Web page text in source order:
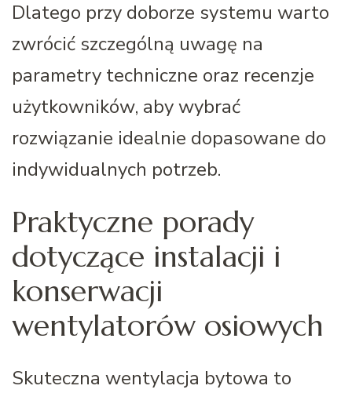
Dlatego przy doborze systemu warto
zwrócić szczególną uwagę na
parametry techniczne oraz recenzje
użytkowników, aby wybrać
rozwiązanie idealnie dopasowane do
indywidualnych potrzeb.
Praktyczne porady
dotyczące instalacji i
konserwacji
wentylatorów osiowych
Skuteczna wentylacja bytowa to